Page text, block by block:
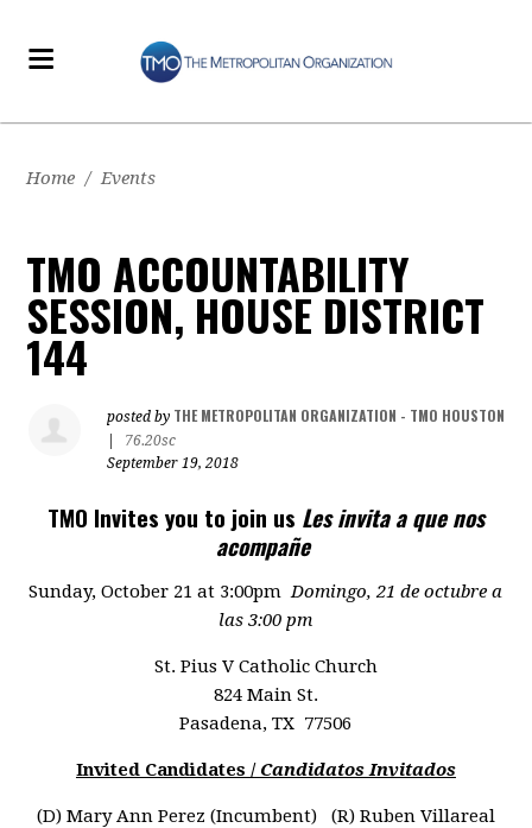
Home / Events
TMO ACCOUNTABILITY
SESSION, HOUSE DISTRICT
144
posted by THE METROPOLITAN ORGANIZATION - TMO HOUSTON
76.20sc
September 19, 2018
TMO Invites you to join us Les invita a que nos
acompañe
Sunday, October 21 at 3:00pmDomingo, 21 de octubre a
las 3:00 pm
St. Pius V Catholic Church
824 Main St.
Pasadena, TX 77506
Invited Candidates / Candidatos Invitados
(D) Mary Ann Perez (Incumbent) (R) Ruben Villareal